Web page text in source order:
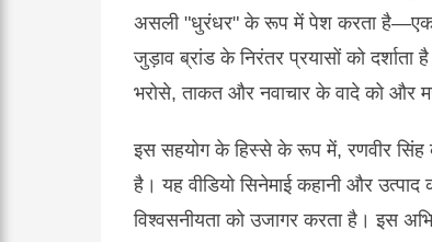
असली "धुरंधर" के रूप में पेश करता है—एक
जुड़ाव ब्रांड के निरंतर प्रयासों को
भरोसे, ताकत और नवाचार के वादे को
इस सहयोग के हिस्से के रूप में, रणवीर सिंह
है। यह वीडियो सिनेमाई कहानी और
विश्वसनीयता को उजागर करता है। इस